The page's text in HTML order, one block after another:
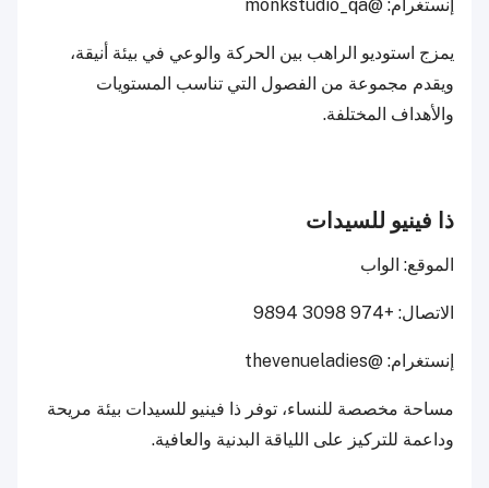
إنستغرام: @monkstudio_qa
يمزج استوديو الراهب بين الحركة والوعي في بيئة أنيقة،
ويقدم مجموعة من الفصول التي تناسب المستويات
والأهداف المختلفة.
ذا فينيو للسيدات
الموقع: الواب
الاتصال: +974 3098 9894
إنستغرام: @thevenueladies
مساحة مخصصة للنساء، توفر ذا فينيو للسيدات بيئة مريحة
وداعمة للتركيز على اللياقة البدنية والعافية.